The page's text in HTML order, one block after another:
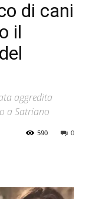
di cani
il
aggredita
a Satriano
0
590